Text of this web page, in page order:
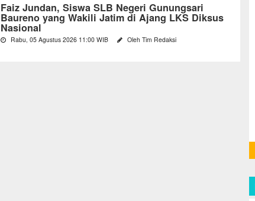
Faiz Jundan, Siswa SLB Negeri Gunungsari
Baureno yang Wakili Jatim di Ajang LKS Diksus
Nasional
Rabu, 05 Agustus 2026 11:00 WIB Oleh Tim Redaksi